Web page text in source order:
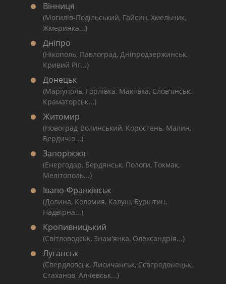
Вінниця
(Могилів-Подільський, Гайсин, Хмельник,
Жмеринка...)
Дніпро
(Нікополь, Павлоград, Дніпродзержинськ,
Кривий Ріг...)
Донецьк
(Маріуполь, Горлівка, Макіївка, Слов'янськ,
Краматорськ...)
Житомир
(Новоград-Волинський, Коростень, Малин,
Бердичів...)
Запоріжжя
(Енергодар, Бердянськ, Пологи, Токмак,
Мелітополь...)
Івано-Франківськ
(Долина, Коломия, Калуш, Бурштин,
Надвірна...)
Кропивницький
(Світловодськ, Знам'янка, Олександрія...)
Луганськ
(Свердловськ, Лисичанськ, Сєвєродонецьк,
Стаханов, Алчевськ...)